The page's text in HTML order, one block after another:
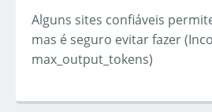
Alguns sites confiáveis
mas é seguro evitar fazer
max_output_tokens)